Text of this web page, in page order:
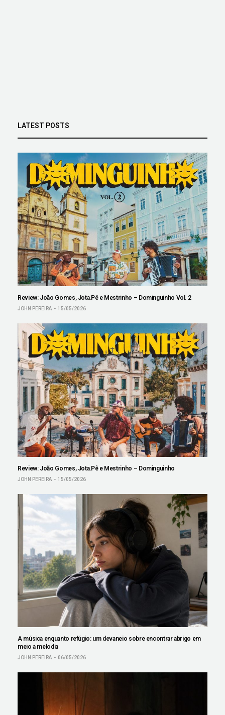
LATEST POSTS
Review: João Gomes, Jota.Pê e Mestrinho – Dominguinho Vol. 2
JOHN PEREIRA 15/05/2026
Review: João Gomes, Jota.Pê e Mestrinho – Dominguinho
JOHN PEREIRA 15/05/2026
A música enquanto refúgio: um devaneio sobre encontrar abrigo em
meio a melodia
JOHN PEREIRA 06/05/2026